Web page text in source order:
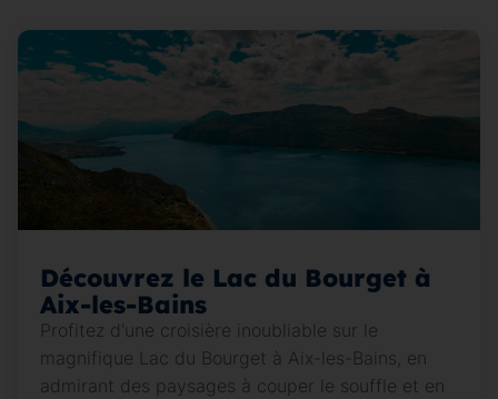
Découvrez le Lac du Bourget à
Aix-les-Bains
Profitez d'une croisière inoubliable sur le
magnifique Lac du Bourget à Aix-les-Bains, en
admirant des paysages à couper le souffle et en